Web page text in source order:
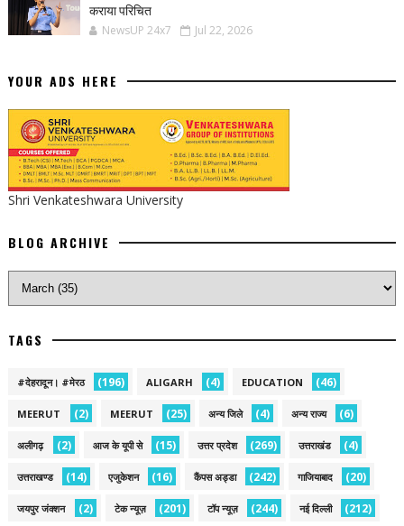
कराया परिचित
NewsUP 24x7 Jul 22, 2026
YOUR ADS HERE
Shri Venkateshwara University
BLOG ARCHIVE
TAGS
#देहरादून। #मेरठ (196) ALIGARH (4) EDUCATION (46)
MEERUT (2) MEERUT (25) अन्य जिले (4) अन्य राज्य (6)
अलीगढ़ (2) आज के यूपी से (15) उत्तर प्रदेश (269) उत्तराखंड (4)
उत्तराखण्ड (14) एजुकेशन (16) कैंपस अड्डा (242) गाजियाबाद (20)
जयपुर जंक्शन (2) टेक न्यूज़ (201) टॉप न्यूज़ (244) नई द‍िल्ली (212)